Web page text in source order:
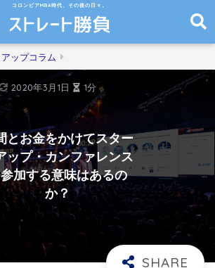
コロンビアMBA時代、その後の日々。
ップコラム
とお金をかけてスター
ップ・カンファレンス
加する意味はあるの
か？
2020年3月1日 1分